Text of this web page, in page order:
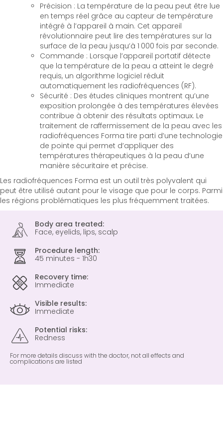
Précision : La température de la peau peut être lue
en temps réel grâce au capteur de température
intégré à l’appareil à main. Cet appareil
révolutionnaire peut lire des températures sur la
surface de la peau jusqu’à 1 000 fois par seconde.
Commande : Lorsque l’appareil portatif détecte
que la température de la peau a atteint le degré
requis, un algorithme logiciel réduit
automatiquement les radiofréquences (RF).
Sécurité : Des études cliniques montrent qu’une
exposition prolongée à des températures élevées
contribue à obtenir des résultats optimaux. Le
traitement de raffermissement de la peau avec les
radiofréquences Forma tire parti d’une technologie
de pointe qui permet d’appliquer des
températures thérapeutiques à la peau d’une
manière sécuritaire et précise.
Les radiofréquences Forma est un outil très polyvalent qui
peut être utilisé autant pour le visage que pour le corps. Parmi
les régions problématiques les plus fréquemment traitées.
Body area treated:
Face, eyelids, lips, scalp
Procedure length:
45 minutes - 1h30
Recovery time:
Immediate
Visible results:
Immediate
Potential risks:
Redness
For more details discuss with the doctor, not all effects and
complications are listed